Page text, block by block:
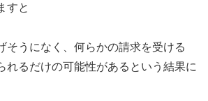
すと
そうになく、何らかの請求を受ける
れるだけの可能性がある という結果に